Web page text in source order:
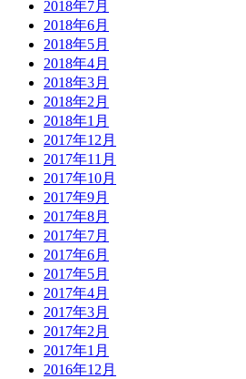
2018年7月
2018年6月
2018年5月
2018年4月
2018年3月
2018年2月
2018年1月
2017年12月
2017年11月
2017年10月
2017年9月
2017年8月
2017年7月
2017年6月
2017年5月
2017年4月
2017年3月
2017年2月
2017年1月
2016年12月